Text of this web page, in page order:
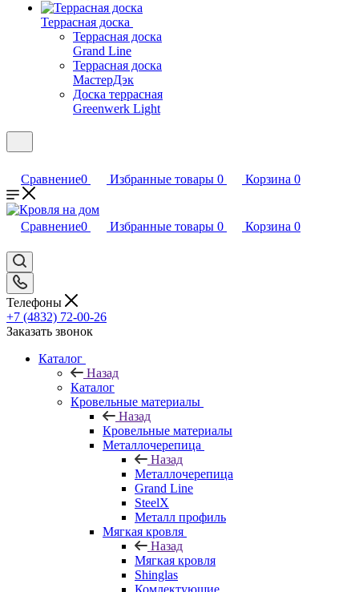
Террасная доска
Террасная доска
Grand Line
Террасная доска
МастерДэк
Доска террасная
Greenwerk Light
Сравнение0 Избранные товары 0 Корзина 0
Сравнение0 Избранные товары 0 Корзина 0
Телефоны
+7 (4832) 72-00-26
Заказать звонок
Каталог
Назад
Каталог
Кровельные материалы
Назад
Кровельные материалы
Металлочерепица
Назад
Металлочерепица
Grand Line
SteelX
Металл профиль
Мягкая кровля
Назад
Мягкая кровля
Shinglas
Комлектующие